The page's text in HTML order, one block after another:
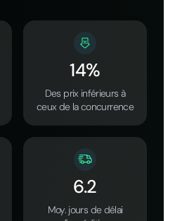
14%
Des prix inférieurs à
ceux de la concurrence
6.2
Moy. jours de délai